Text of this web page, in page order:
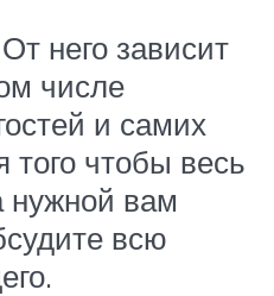
него зависит
числе
и самих
чтобы весь
нужной вам
всю